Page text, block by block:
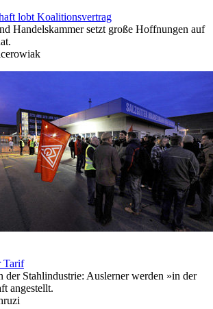
lobt Koalitionsvertrag
Handelskammer setzt große Hoffnungen auf
Tarif
der Stahlindustrie: Auslerner werden »in der
angestellt.